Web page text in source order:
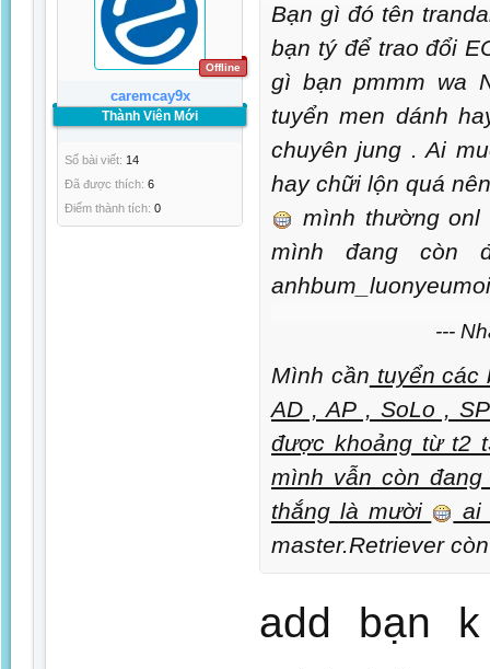
Offline
caremcay9x
Thành Viên Mới
Số bài viết: 14
Đã được thích: 6
Điểm thành tích: 0
Bạn gì đó tên
bạn tý để trao đổi
gì bạn pmmm wa
tuyển men dánh
chuyên jung . Ai
hay chữi lộn quá
mình thường
mình đang
---
Mình cần tuyển các
AD , AP , SoLo ,
được khoảng từ t2
mình vẫn còn
thắng là mười
ai
master.Retriever
add bạn k